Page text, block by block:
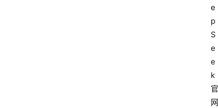
e
p
S
e
e
k
官
网